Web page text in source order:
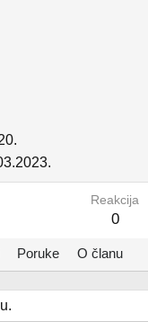
Reakcija
0
Poruke O članu